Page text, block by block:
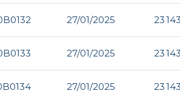
27/01/2025 23
27/01/2025 23
27/01/2025 23